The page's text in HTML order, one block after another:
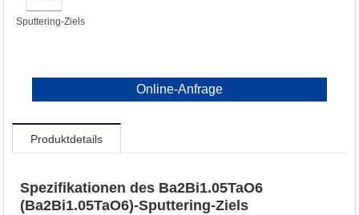
Sputtering-Ziels
Online-Anfrage
Produktdetails
Spezifikationen des Ba2Bi1.05TaO6
(Ba2Bi1.05TaO6)-Sputtering-Ziels